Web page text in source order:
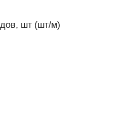
шт (шт/м)